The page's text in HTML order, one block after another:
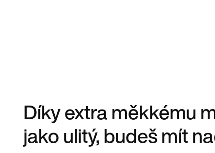
Díky extra měkkému
jako ulitý, budeš mít